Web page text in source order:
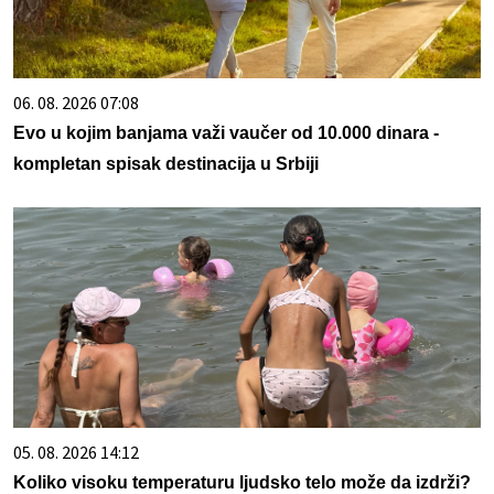
06. 08. 2026 07:08
Evo u kojim banjama važi vaučer od 10.000 dinara -
kompletan spisak destinacija u Srbiji
05. 08. 2026 14:12
Koliko visoku temperaturu ljudsko telo može da izdrži?